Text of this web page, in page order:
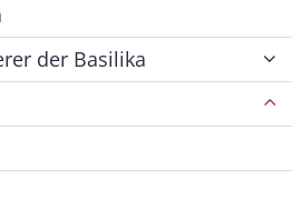
der Basilika